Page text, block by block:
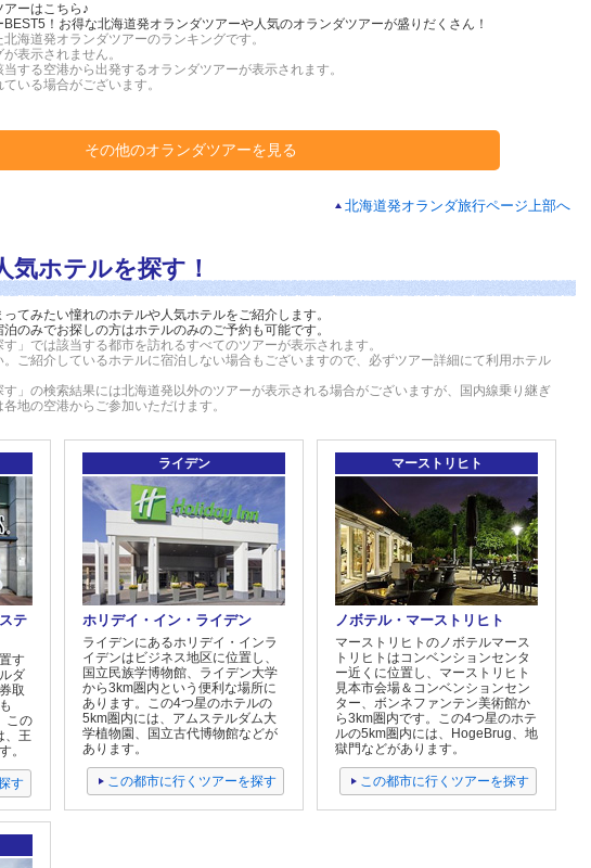
ーはこちら♪
！お得な北海道発オランダツアーや人気のオランダツアーが盛りだくさん！
海道発オランダツアーのランキングです。
表示されません。
する空港から出発するオランダツアーが表示されます。
いる場合がございます 。
その他のオランダツアーを見る
北海道発オランダ旅行ページ上部へ
気ホテルを探す！
てみたい憧れのホテルや人気ホテルをご紹介します。
のみでお探しの方はホテルのみのご予約も可能です。
」では該当する都市を訪れるすべてのツアーが表示されます。
ご紹介しているホテルに宿泊しない場合もございますので、必ずツアー詳細にて利用ホテル
」の検索結果には北海道発以外のツアーが表示される場合がございますが、国内線乗り継ぎ
地の空港からご参加いただけます。
テ
す
ダ
取
この
、王
。
す
ライデン
ホリデイ・イン・ライデン
ライデンにあるホリデイ・インラ
イデンはビジネス地区に位置し、
国立民族学博物館、ライデン大学
から3km圏内という便利な場所に
あります。この4つ星のホテルの
5km圏内には、アムステルダム大
学植物園、国立古代博物館などが
あります。
この都市に行くツアーを探す
マーストリヒト
ノボテル・マーストリヒト
マーストリヒトのノボテルマース
トリヒトはコンベンションセンタ
ー近くに位置し、マーストリヒト
見本市会場＆コンベンションセン
ター、ボンネファンテン美術館か
ら3km圏内です。この4つ星のホテ
ルの5km圏内には、HogeBrug、地
獄門などがあります。
この都市に行くツアーを探す